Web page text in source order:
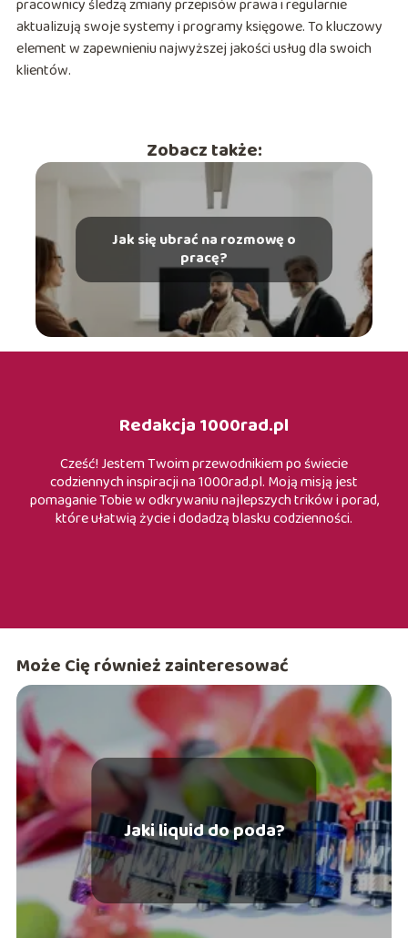
pracownicy śledzą zmiany przepisów prawa i regularnie
aktualizują swoje systemy i programy księgowe. To kluczowy
element w zapewnieniu najwyższej jakości usług dla swoich
klientów.
Zobacz także:
Jak się ubrać na rozmowę o
pracę?
Redakcja 1000rad.pl
Cześć! Jestem Twoim przewodnikiem po świecie
codziennych inspiracji na 1000rad.pl. Moją misją jest
pomaganie Tobie w odkrywaniu najlepszych trików i porad,
które ułatwią życie i dodadzą blasku codzienności.
Może Cię również zainteresować
Jaki liquid do poda?